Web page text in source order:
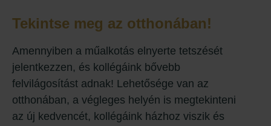
Tekintse meg az otthonában!
Amennyiben a műalkotás elnyerte tetszését
jelentkezzen, és kollégáink bővebb
felvilágosítást adnak! Lehetősége van az
otthonában, a végleges helyén is megtekinteni
az új kedvencét, kollégáink házhoz viszik és